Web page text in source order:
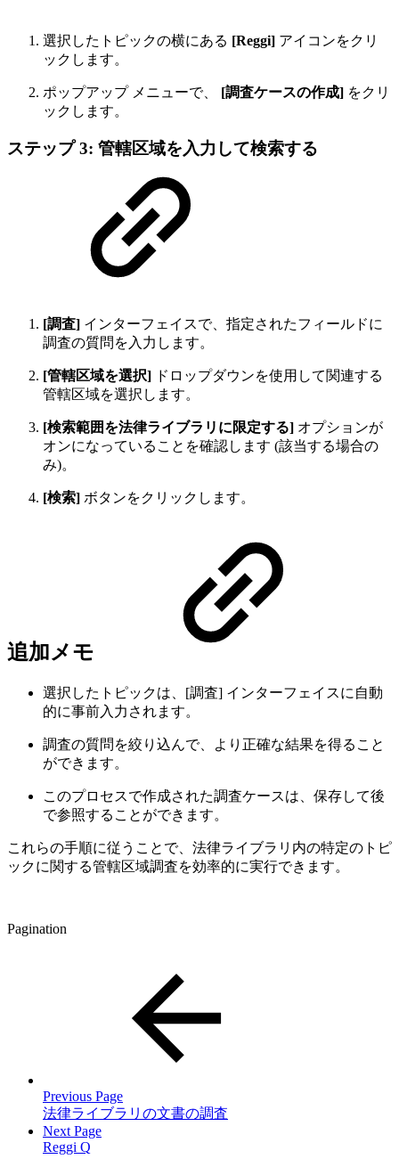
選択したトピックの横にある [Reggi] アイコンをクリ
ックします。
ポップアップ メニューで、 [調査ケースの作成] をクリ
ックします。
ステップ 3: 管轄区域を入力して検索する
[調査] インターフェイスで、指定されたフィールドに
調査の質問を入力します。
[管轄区域を選択] ドロップダウンを使用して関連する
管轄区域を選択します。
[検索範囲を法律ライブラリに限定する] オプションが
オンになっていることを確認します (該当する場合の
み)。
[検索] ボタンをクリックします。
追加メモ
選択したトピックは、[調査] インターフェイスに自動
的に事前入力されます。
調査の質問を絞り込んで、より正確な結果を得ること
ができます。
このプロセスで作成された調査ケースは、保存して後
で参照することができます。
これらの手順に従うことで、法律ライブラリ内の特定のトピ
ックに関する管轄区域調査を効率的に実行できます。
Pagination
Previous Page
法律ライブラリの文書の調査
Next Page
Reggi Q